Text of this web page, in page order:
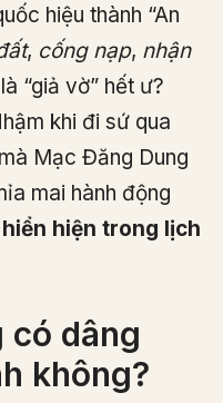
hiệu thành “An
, cống nạp, nhận
“giả vờ” hết ư?
khi đi sứ qua
Mạc Đăng Dung
mai hành động
hiện trong lịch
có dâng
không?